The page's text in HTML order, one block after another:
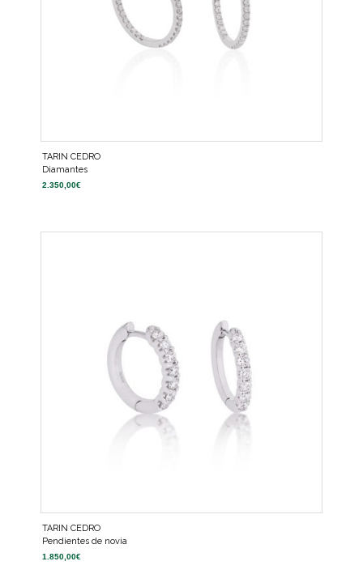
TARIN CEDRO
Diamantes
2.350,00€
TARIN CEDRO
Pendientes de novia
1.850,00€